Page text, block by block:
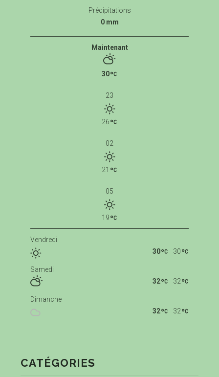
Précipitations
0 mm
Maintenant
30
23
26
02
21
05
19
Vendredi
30
30
Samedi
32
32
Dimanche
32
32
CATÉGORIES